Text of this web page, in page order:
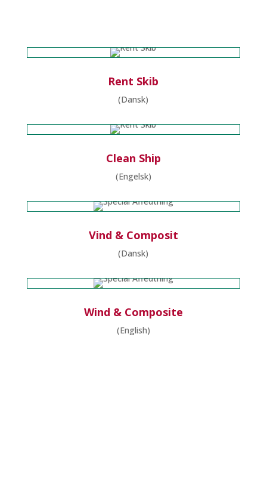
Rent Skib
(Dansk)
Clean Ship
(Engelsk)
Vind & Composit
(Dansk)
Wind & Composite
(English)